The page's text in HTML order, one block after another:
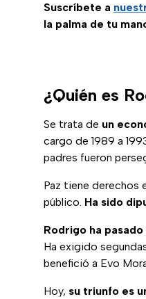
Suscríbete a
la palma de tu
¿Quién es
Se trata de un
cargo de 1989 a
padres fueron
Paz tiene derechos
público. Ha sido
Rodrigo ha
Ha exigido
benefició a Evo
Hoy, su triunfo es